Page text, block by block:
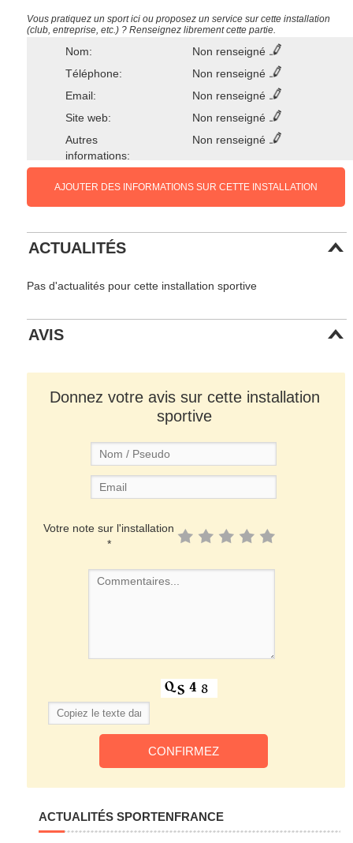
Vous pratiquez un sport ici ou proposez un service sur cette installation
(club, entreprise, etc.) ? Renseignez librement cette partie.
Nom:
Non renseigné
Téléphone:
Non renseigné
Email:
Non renseigné
Site web:
Non renseigné
Autres
informations:
Non renseigné
AJOUTER DES INFORMATIONS SUR CETTE INSTALLATION
ACTUALITÉS
Pas d'actualités pour cette installation sportive
AVIS
Donnez votre avis sur cette installation
sportive
Votre note sur l'installation
*
ACTUALITÉS SPORTENFRANCE